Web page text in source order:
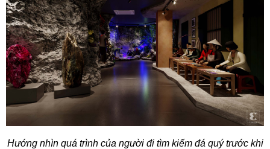
Hướng nhìn quá trình của người đi tìm kiếm đá quý trước khi